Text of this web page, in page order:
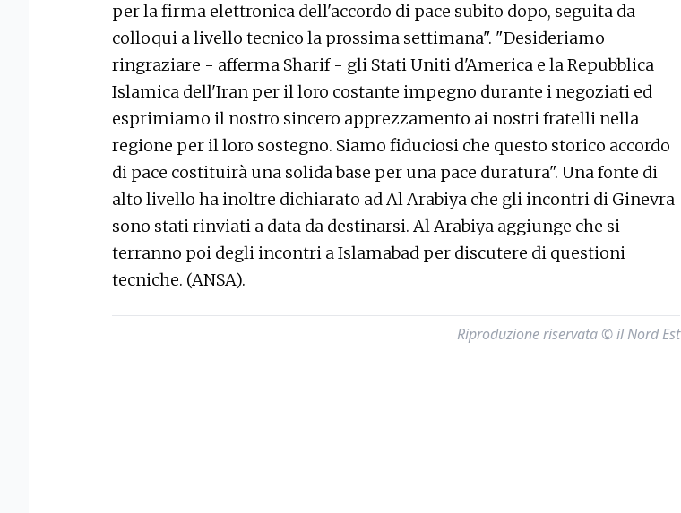
per la firma elettronica dell'accordo di pace subito dopo, seguita da
colloqui a livello tecnico la prossima settimana". "Desideriamo
ringraziare - afferma Sharif - gli Stati Uniti d'America e la Repubblica
Islamica dell'Iran per il loro costante impegno durante i negoziati ed
esprimiamo il nostro sincero apprezzamento ai nostri fratelli nella
regione per il loro sostegno. Siamo fiduciosi che questo storico accordo
di pace costituirà una solida base per una pace duratura". Una fonte di
alto livello ha inoltre dichiarato ad Al Arabiya che gli incontri di Ginevra
sono stati rinviati a data da destinarsi. Al Arabiya aggiunge che si
terranno poi degli incontri a Islamabad per discutere di questioni
tecniche. (ANSA).
Riproduzione riservata © il Nord Est